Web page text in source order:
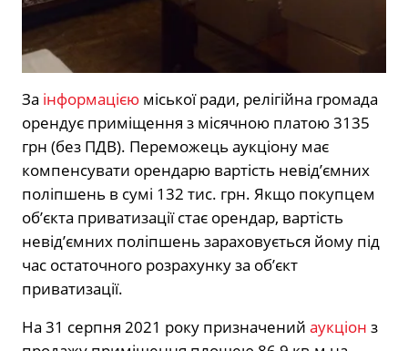
За інформацією міської ради, релігійна громада
орендує приміщення з місячною платою 3135
грн (без ПДВ). Переможець аукціону має
компенсувати орендарю вартість невід’ємних
поліпшень в сумі 132 тис. грн. Якщо покупцем
об’єкта приватизації стає орендар, вартість
невід’ємних поліпшень зараховується йому під
час остаточного розрахунку за об’єкт
приватизації.
На 31 серпня 2021 року призначений аукціон з